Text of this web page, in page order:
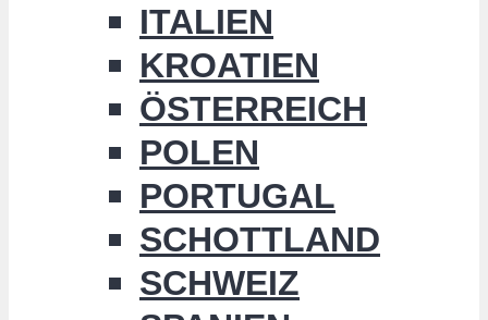
ITALIEN
KROATIEN
ÖSTERREICH
POLEN
PORTUGAL
SCHOTTLAND
SCHWEIZ